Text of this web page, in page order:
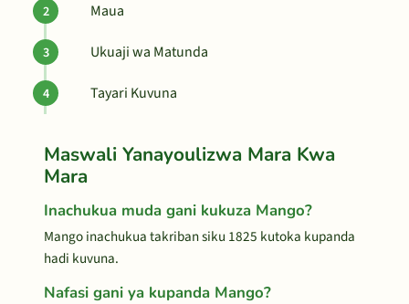
Maua
Ukuaji wa Matunda
Tayari Kuvuna
Maswali Yanayoulizwa Mara Kwa
Mara
Inachukua muda gani kukuza Mango?
Mango inachukua takriban siku 1825 kutoka kupanda
hadi kuvuna.
Nafasi gani ya kupanda Mango?